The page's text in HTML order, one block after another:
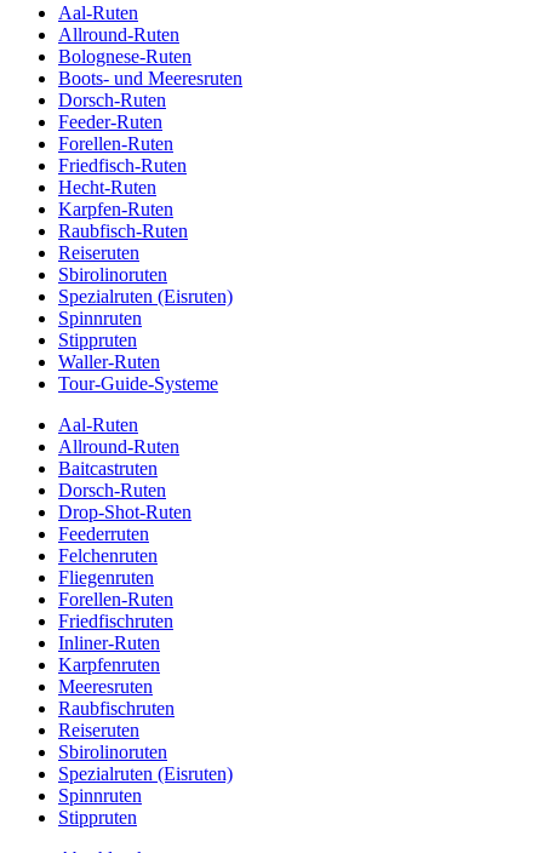
Aal-Ruten
Allround-Ruten
Bolognese-Ruten
Boots- und Meeresruten
Dorsch-Ruten
Feeder-Ruten
Forellen-Ruten
Friedfisch-Ruten
Hecht-Ruten
Karpfen-Ruten
Raubfisch-Ruten
Reiseruten
Sbirolinoruten
Spezialruten (Eisruten)
Spinnruten
Stippruten
Waller-Ruten
Tour-Guide-Systeme
Aal-Ruten
Allround-Ruten
Baitcastruten
Dorsch-Ruten
Drop-Shot-Ruten
Feederruten
Felchenruten
Fliegenruten
Forellen-Ruten
Friedfischruten
Inliner-Ruten
Karpfenruten
Meeresruten
Raubfischruten
Reiseruten
Sbirolinoruten
Spezialruten (Eisruten)
Spinnruten
Stippruten